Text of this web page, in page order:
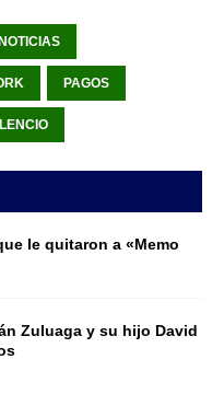
PAGOS
le quitaron a «Memo
Zuluaga y su hijo David